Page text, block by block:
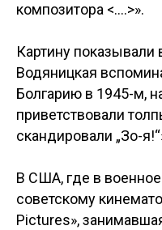
композитора <....>».
Картину показывали
Водяницкая
Болгарию в 1945-м,
приветствовали
скандировали „Зо-
В США, где в
советскому
Pictures»,